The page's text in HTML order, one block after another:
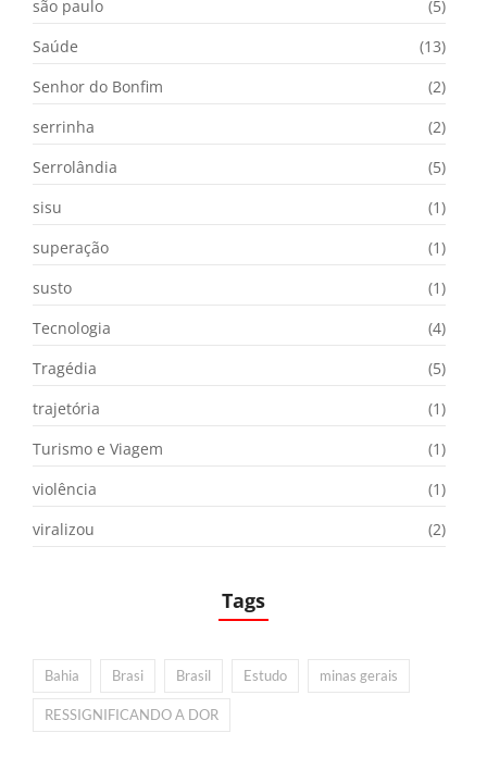
são paulo
(5)
Saúde
(13)
Senhor do Bonfim
(2)
serrinha
(2)
Serrolândia
(5)
sisu
(1)
superação
(1)
susto
(1)
Tecnologia
(4)
Tragédia
(5)
trajetória
(1)
Turismo e Viagem
(1)
violência
(1)
viralizou
(2)
Tags
Bahia Brasi Brasil Estudo minas gerais
RESSIGNIFICANDO A DOR